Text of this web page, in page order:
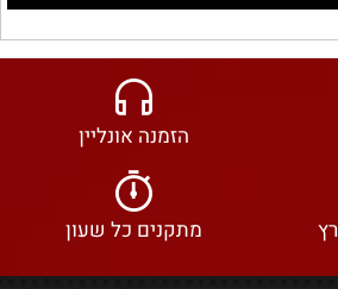
הזמנה אונליין
מתקנים כל שעון